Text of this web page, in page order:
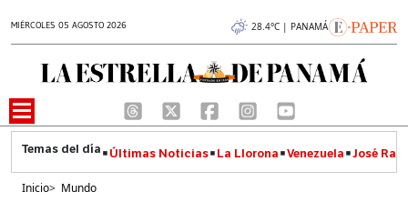
MIÉRCOLES 05 AGOSTO 2026 28.4°C | PANAMÁ
Últimas Noticias La Llorona Venezuela José
Inicio> Mundo